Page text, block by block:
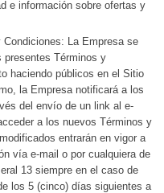
e información sobre ofertas y
La Empresa se
presentes Términos y
haciendo públicos en el Sitio
la Empresa notificará a los
del envío de un link al e-
a los nuevos Términos y
entrarán en vigor a
vía e-mail o por cualquiera de
13 siempre en el caso de
los 5 (cinco) días siguientes a